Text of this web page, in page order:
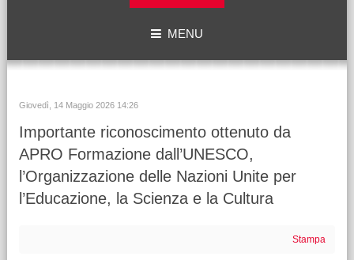
MENU
Giovedì, 14 Maggio 2026 14:26
Importante riconoscimento ottenuto da
APRO Formazione dall’UNESCO,
l’Organizzazione delle Nazioni Unite per
l’Educazione, la Scienza e la Cultura
Stampa